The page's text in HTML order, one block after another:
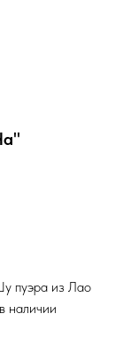
пуэра из Лао
наличии